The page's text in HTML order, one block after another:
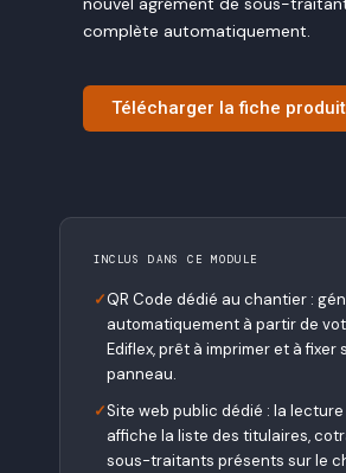
complète automatiquement.
Télécharger la fiche produit
INCLUS DANS CE MODULE
✓QR Code dédié au chantier :
automatiquement à partir de
Ediflex, prêt à imprimer et à fixer
panneau.
✓Site web public dédié : la lecture
affiche la liste des titulaires,
sous-traitants présents sur le